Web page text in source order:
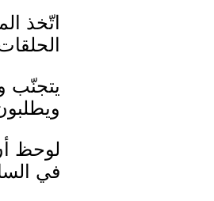
اتّخذ
يتجنّب
لوحظ
في